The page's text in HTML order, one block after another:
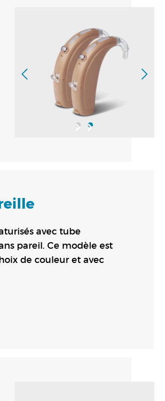
avec tube
pareil. Ce modèle est
de couleur et avec